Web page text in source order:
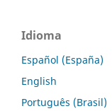
Idioma
Español (España)
English
Português (Brasil)